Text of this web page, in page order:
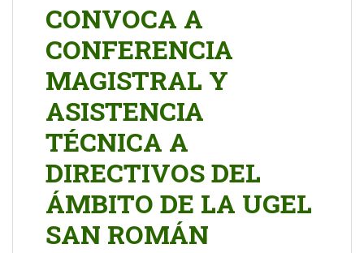
CONVOCA A
CONFERENCIA
MAGISTRAL Y
ASISTENCIA
TÉCNICA A
DIRECTIVOS DEL
ÁMBITO DE LA UGEL
SAN ROMÁN